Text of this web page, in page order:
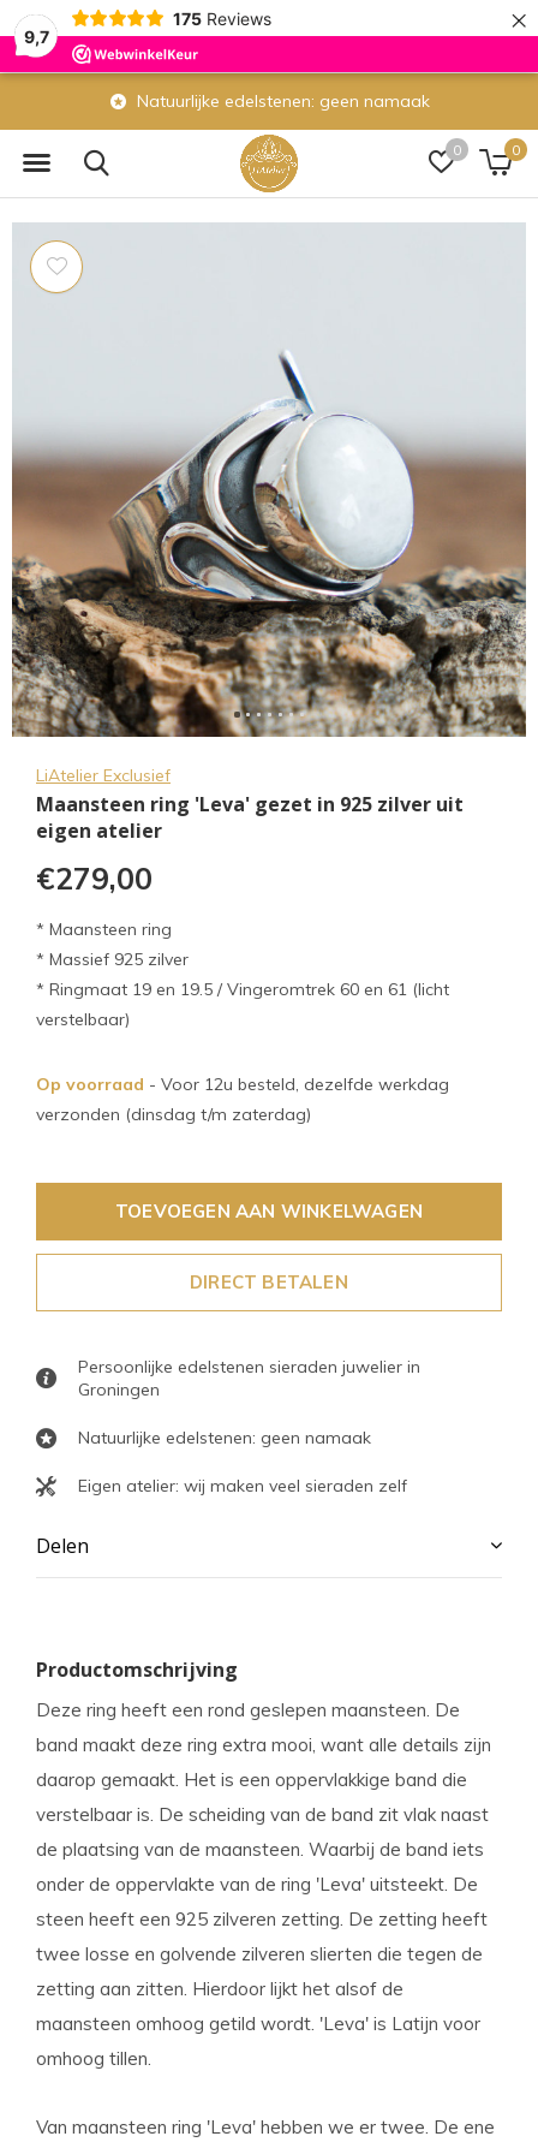
9,7
175 Reviews ×
0 0
Eigen atelier: wij maken veel
LiAtelier Exclusief
Maansteen ring 'Leva' gezet in 925 zilver uit
eigen atelier
€279,00
* Maansteen ring
* Massief 925 zilver
* Ringmaat 19 en 19.5 / Vingeromtrek 60 en 61 (licht
verstelbaar)
Op voorraad - Voor 12u besteld, dezelfde werkdag
verzonden (dinsdag t/m zaterdag)
TOEVOEGEN AAN WINKELWAGEN
DIRECT BETALEN
Persoonlijke edelstenen sieraden juwelier in
Groningen
Natuurlijke edelstenen: geen namaak
Eigen atelier: wij maken veel sieraden zelf
Delen
Productomschrijving
Deze ring heeft een rond geslepen maansteen. De
band maakt deze ring extra mooi, want alle details zijn
daarop gemaakt. Het is een oppervlakkige band die
verstelbaar is. De scheiding van de band zit vlak naast
de plaatsing van de maansteen. Waarbij de band iets
onder de oppervlakte van de ring 'Leva' uitsteekt. De
steen heeft een 925 zilveren zetting. De zetting heeft
twee losse en golvende zilveren slierten die tegen de
zetting aan zitten. Hierdoor lijkt het alsof de
maansteen omhoog getild wordt. 'Leva' is Latijn voor
omhoog tillen.
Van maansteen ring 'Leva' hebben we er twee. De ene